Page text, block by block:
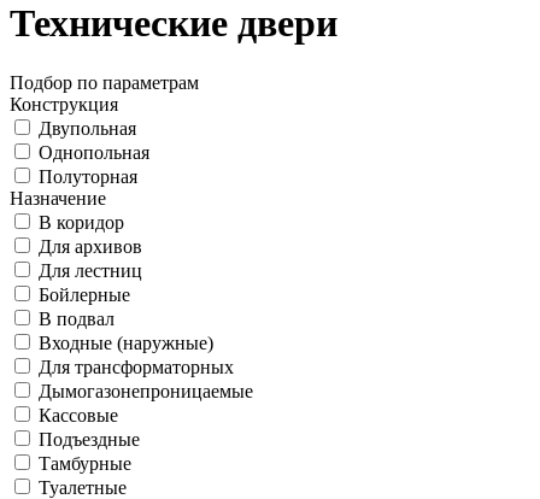
Технические двери
Подбор по параметрам
Конструкция
Двупольная
Однопольная
Полуторная
Назначение
В коридор
Для архивов
Для лестниц
Бойлерные
В подвал
Входные (наружные)
Для трансформаторных
Дымогазонепроницаемые
Кассовые
Подъездные
Тамбурные
Туалетные